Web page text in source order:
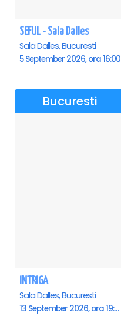
SEFUL - Sala Dalles
Sala Dalles, Bucuresti
5 September 2026, ora 16:00
Bucuresti
INTRIGA
Sala Dalles, Bucuresti
13 September 2026, ora 19:00